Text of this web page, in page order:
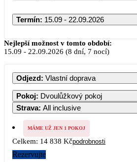
Termín: 15.09 - 22.09.2026
Nejlepší možnost v tomto období:
15.09 - 22.09.2026 (8 dní, 7 nocí)
Odjezd: Vlastní doprava
Pokoj: Dvoulůžkový pokoj
Strava: All inclusive
MÁME UŽ JEN 1 POKOJ
Celkem: 14 838 Kčpodrobnosti
Rezervujte